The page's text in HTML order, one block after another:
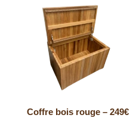
Coffre bois rouge – 249€